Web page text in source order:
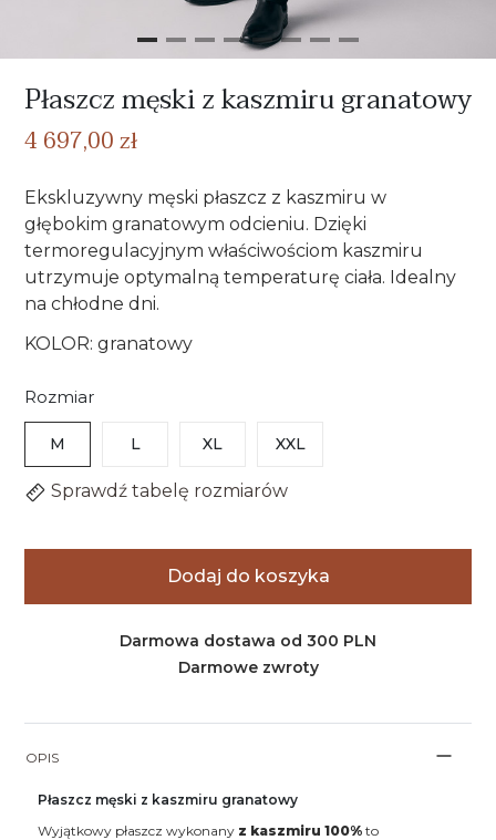
Płaszcz męski z kaszmiru granatowy
4 697,00 zł
Ekskluzywny męski płaszcz z kaszmiru w
głębokim granatowym odcieniu. Dzięki
termoregulacyjnym właściwościom kaszmiru
utrzymuje optymalną temperaturę ciała. Idealny
na chłodne dni.
KOLOR: granatowy
Rozmiar
M L XL XXL
Sprawdź tabelę rozmiarów
Dodaj do koszyka
Darmowa dostawa od 300 PLN
Darmowe zwroty
OPIS
Płaszcz męski z kaszmiru granatowy
Wyjątkowy płaszcz wykonany z kaszmiru 100% to